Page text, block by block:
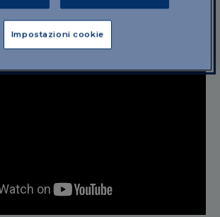
Impostazioni cookie